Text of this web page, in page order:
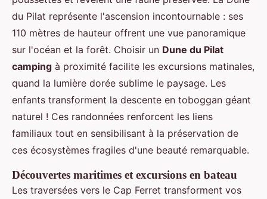
du Pilat représente l'ascension incontournable : ses
110 mètres de hauteur offrent une vue panoramique
sur l'océan et la forêt. Choisir un Dune du Pilat
camping à proximité facilite les excursions matinales,
quand la lumière dorée sublime le paysage. Les
enfants transforment la descente en toboggan géant
naturel ! Ces randonnées renforcent les liens
familiaux tout en sensibilisant à la préservation de
ces écosystèmes fragiles d'une beauté remarquable.
Découvertes maritimes et excursions en bateau
Les traversées vers le Cap Ferret transforment vos